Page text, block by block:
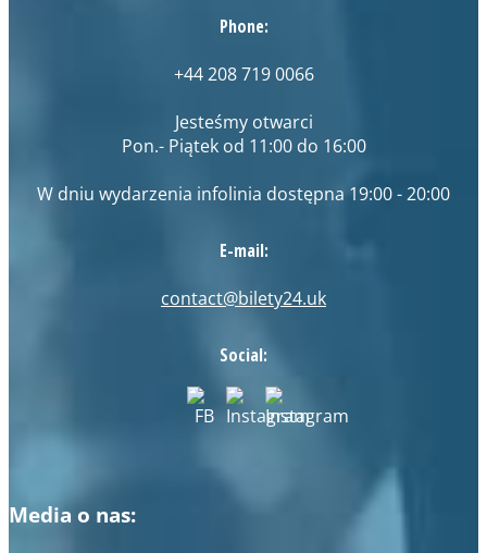
Phone:
+44 208 719 0066
Jesteśmy otwarci
Pon.- Piątek od 11:00 do 16:00
W dniu wydarzenia infolinia dostępna 19:00 - 20:00
E-mail:
contact@bilety24.uk
Social:
Media o nas: